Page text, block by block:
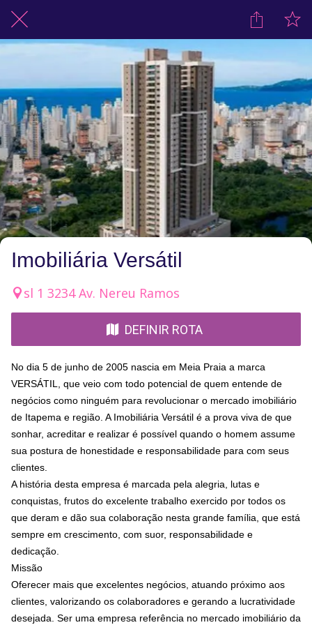
Imobiliária Versátil
sl 1 3234 Av. Nereu Ramos
DEFINIR ROTA
No dia 5 de junho de 2005 nascia em Meia Praia a marca
VERSÁTIL, que veio com todo potencial de quem entende de
negócios como ninguém para revolucionar o mercado imobiliário
de Itapema e região. A Imobiliária Versátil é a prova viva de que
sonhar, acreditar e realizar é possível quando o homem assume
sua postura de honestidade e responsabilidade para com seus
clientes.
A história desta empresa é marcada pela alegria, lutas e
conquistas, frutos do excelente trabalho exercido por todos os
que deram e dão sua colaboração nesta grande família, que está
sempre em crescimento, com suor, responsabilidade e
dedicação.
Missão
Oferecer mais que excelentes negócios, atuando próximo aos
clientes, valorizando os colaboradores e gerando a lucratividade
desejada. Ser uma empresa referência no mercado imobiliário da